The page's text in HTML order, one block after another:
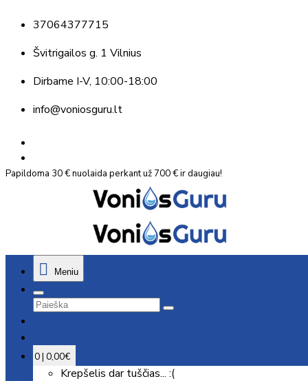
37064377715
Švitrigailos g. 1 Vilnius
Dirbame I-V, 10:00-18:00
info@voniosguru.lt
Papildoma 30 € nuolaida perkant už 700 € ir daugiau!
Meniu
0 | 0,00€
Krepšelis dar tuščias... :(